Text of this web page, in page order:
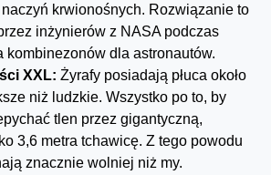
krwionośnych. Rozwiązanie to
inżynierów z NASA podczas
kombinezonów dla astronautów.
XXL: Żyrafy posiadają płuca około
niż ludzkie. Wszystko po to, by
tlen przez gigantyczną,
3,6 metra tchawicę. Z tego powodu
znacznie wolniej niż my.